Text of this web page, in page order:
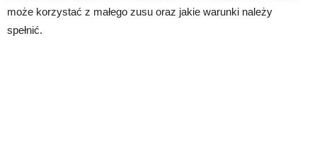
może korzystać z małego zusu oraz jakie warunki należy
spełnić.